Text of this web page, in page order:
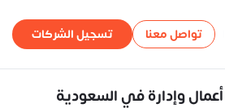
تواصل معنا تسجيل الشركات